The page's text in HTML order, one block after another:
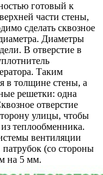
готовый к
части стены,
сделать сквозное
Диаметры
В отверстие в
Таким
в толщине стены, а
решетки: одна
отверстие
улицы, чтобы
теплообменника.
вентиляции
(со стороны
на 5 мм.